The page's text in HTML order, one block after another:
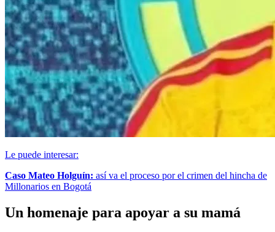
Le puede interesar:
Caso Mateo Holguín: así va el proceso por el crimen del hincha de
Millonarios en Bogotá
Un homenaje para apoyar a su mamá